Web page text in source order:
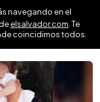
navegando en el
elsalvador.com . Te
coincidimos todos.